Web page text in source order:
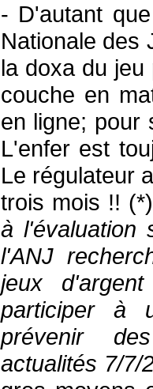
- D'autant
Nationale des
la doxa du jeu
couche en
en ligne; pour
L'enfer est
Le régulateur
trois mois !!
à l'évaluation
l'ANJ
jeux
participer à
prévenir
actualités 7/7/